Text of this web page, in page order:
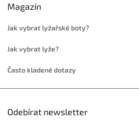
Magazín
Jak vybrat lyžařské boty?
Jak vybrat lyže?
Často kladené dotazy
Odebírat newsletter